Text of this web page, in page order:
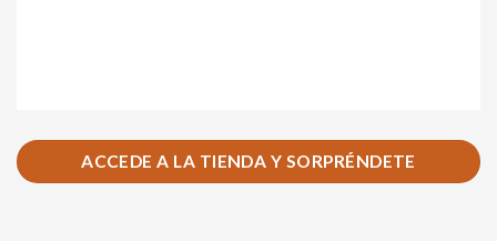
ACCEDE A LA TIENDA Y SORPRÉNDETE